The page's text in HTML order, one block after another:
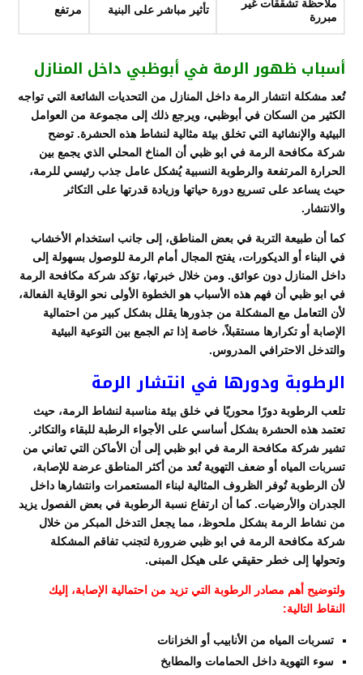
ملاحظة تشققات غير
مبررة
تأثير مباشر على البنية مرتفع
أسباب ظهور الرمة في أبوظبي داخل المنازل
تُعد مشكلة انتشار الرمة داخل المنازل من التحديات الشائعة التي تواجه
الكثير من السكان في أبوظبي، ويرجع ذلك إلى مجموعة من العوامل
البيئية والإنشائية التي تخلق بيئة مثالية لنشاط هذه الحشرة. توضح
شركة مكافحة الرمة في ابو ظبي أن المناخ المحلي الذي يجمع بين
الحرارة المرتفعة والرطوبة النسبية يُشكل عامل جذب رئيسي للرمة،
حيث يساعد على تسريع دورة حياتها وزيادة قدرتها على التكاثر
والانتشار.
كما أن طبيعة التربة في بعض المناطق، إلى جانب استخدام الأخشاب
في البناء أو الديكورات، يفتح المجال أمام الرمة للوصول بسهولة إلى
داخل المنازل دون عوائق. ومن خلال خبرتها، تؤكد شركة مكافحة الرمة
في ابو ظبي أن فهم هذه الأسباب هو الخطوة الأولى نحو الوقاية الفعالة،
لأن التعامل مع المشكلة من جذورها يقلل بشكل كبير من احتمالية
الإصابة أو تكرارها مستقبلاً، خاصة إذا تم الجمع بين التوعية البيئية
والتدخل الاحترافي المدروس.
الرطوبة ودورها في انتشار الرمة
تلعب الرطوبة دورًا محوريًا في خلق بيئة مناسبة لنشاط الرمة، حيث
تعتمد هذه الحشرة بشكل أساسي على الأجواء الرطبة للبقاء والتكاثر.
تشير شركة مكافحة الرمة في ابو ظبي إلى أن الأماكن التي تعاني من
تسربات المياه أو ضعف التهوية تُعد من أكثر المناطق عرضة للإصابة،
لأن الرطوبة تُوفر الظروف المثالية لبناء المستعمرات وانتشارها داخل
الجدران والأرضيات. كما أن ارتفاع نسبة الرطوبة في بعض الفصول يزيد
من نشاط الرمة بشكل ملحوظ، مما يجعل التدخل المبكر من خلال
شركة مكافحة الرمة في ابو ظبي ضرورة لتجنب تفاقم المشكلة
وتحولها إلى خطر حقيقي على هيكل المبنى.
ولتوضيح أهم مصادر الرطوبة التي تزيد من احتمالية الإصابة، إليك
النقاط التالية:
تسربات المياه من الأنابيب أو الخزانات
سوء التهوية داخل الحمامات والمطابخ